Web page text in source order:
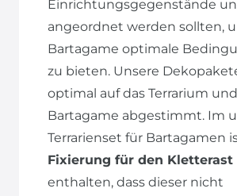
Einrichtungsgegenstände
angeordnet werden sollten,
Bartagame optimale
zu bieten. Unsere
optimal auf das Terrarium
Bartagame abgestimmt. Im
Terrarienset für Bartagamen
Fixierung für den Kletterast
enthalten, dass dieser nicht